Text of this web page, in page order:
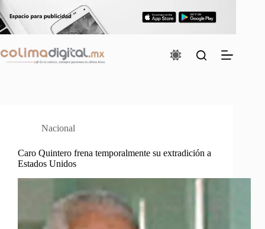
Saltar
al
contenido
Nacional
Caro Quintero frena temporalmente su extradición a
Estados Unidos